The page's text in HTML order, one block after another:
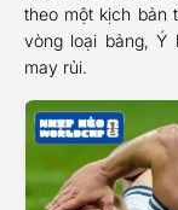
theo một kịch bản
vòng loại bảng, Ý
may rủi.